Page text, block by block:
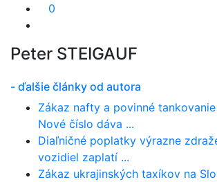
0
Peter STEIGAUF
- ďalšie články od autora
Zákaz nafty a povinné
Nové číslo dáva ...
Diaľničné poplatky výrazne
vozidiel zaplatí ...
Zákaz ukrajinských taxíkov na